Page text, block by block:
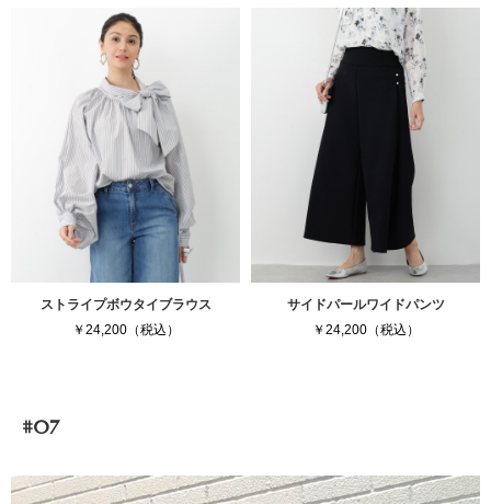
ストライプボウタイブラウス
￥24,200（税込）
サイドパールワイドパンツ
￥24,200（税込）
#07